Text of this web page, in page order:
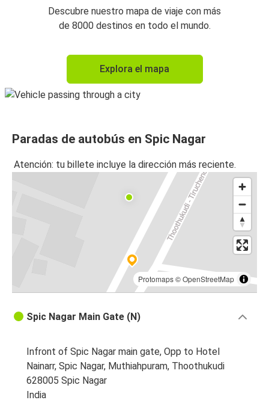
Descubre nuestro mapa de viaje con más
de 8000 destinos en todo el mundo.
Explora el mapa
Paradas de autobús en Spic Nagar
Atención: tu billete incluye la dirección más reciente.
Protomaps©OpenStreetMap
Spic Nagar Main Gate (N)
Infront of Spic Nagar main gate, Opp to Hotel
Nainarr, Spic Nagar, Muthiahpuram, Thoothukudi
628005 Spic Nagar
India